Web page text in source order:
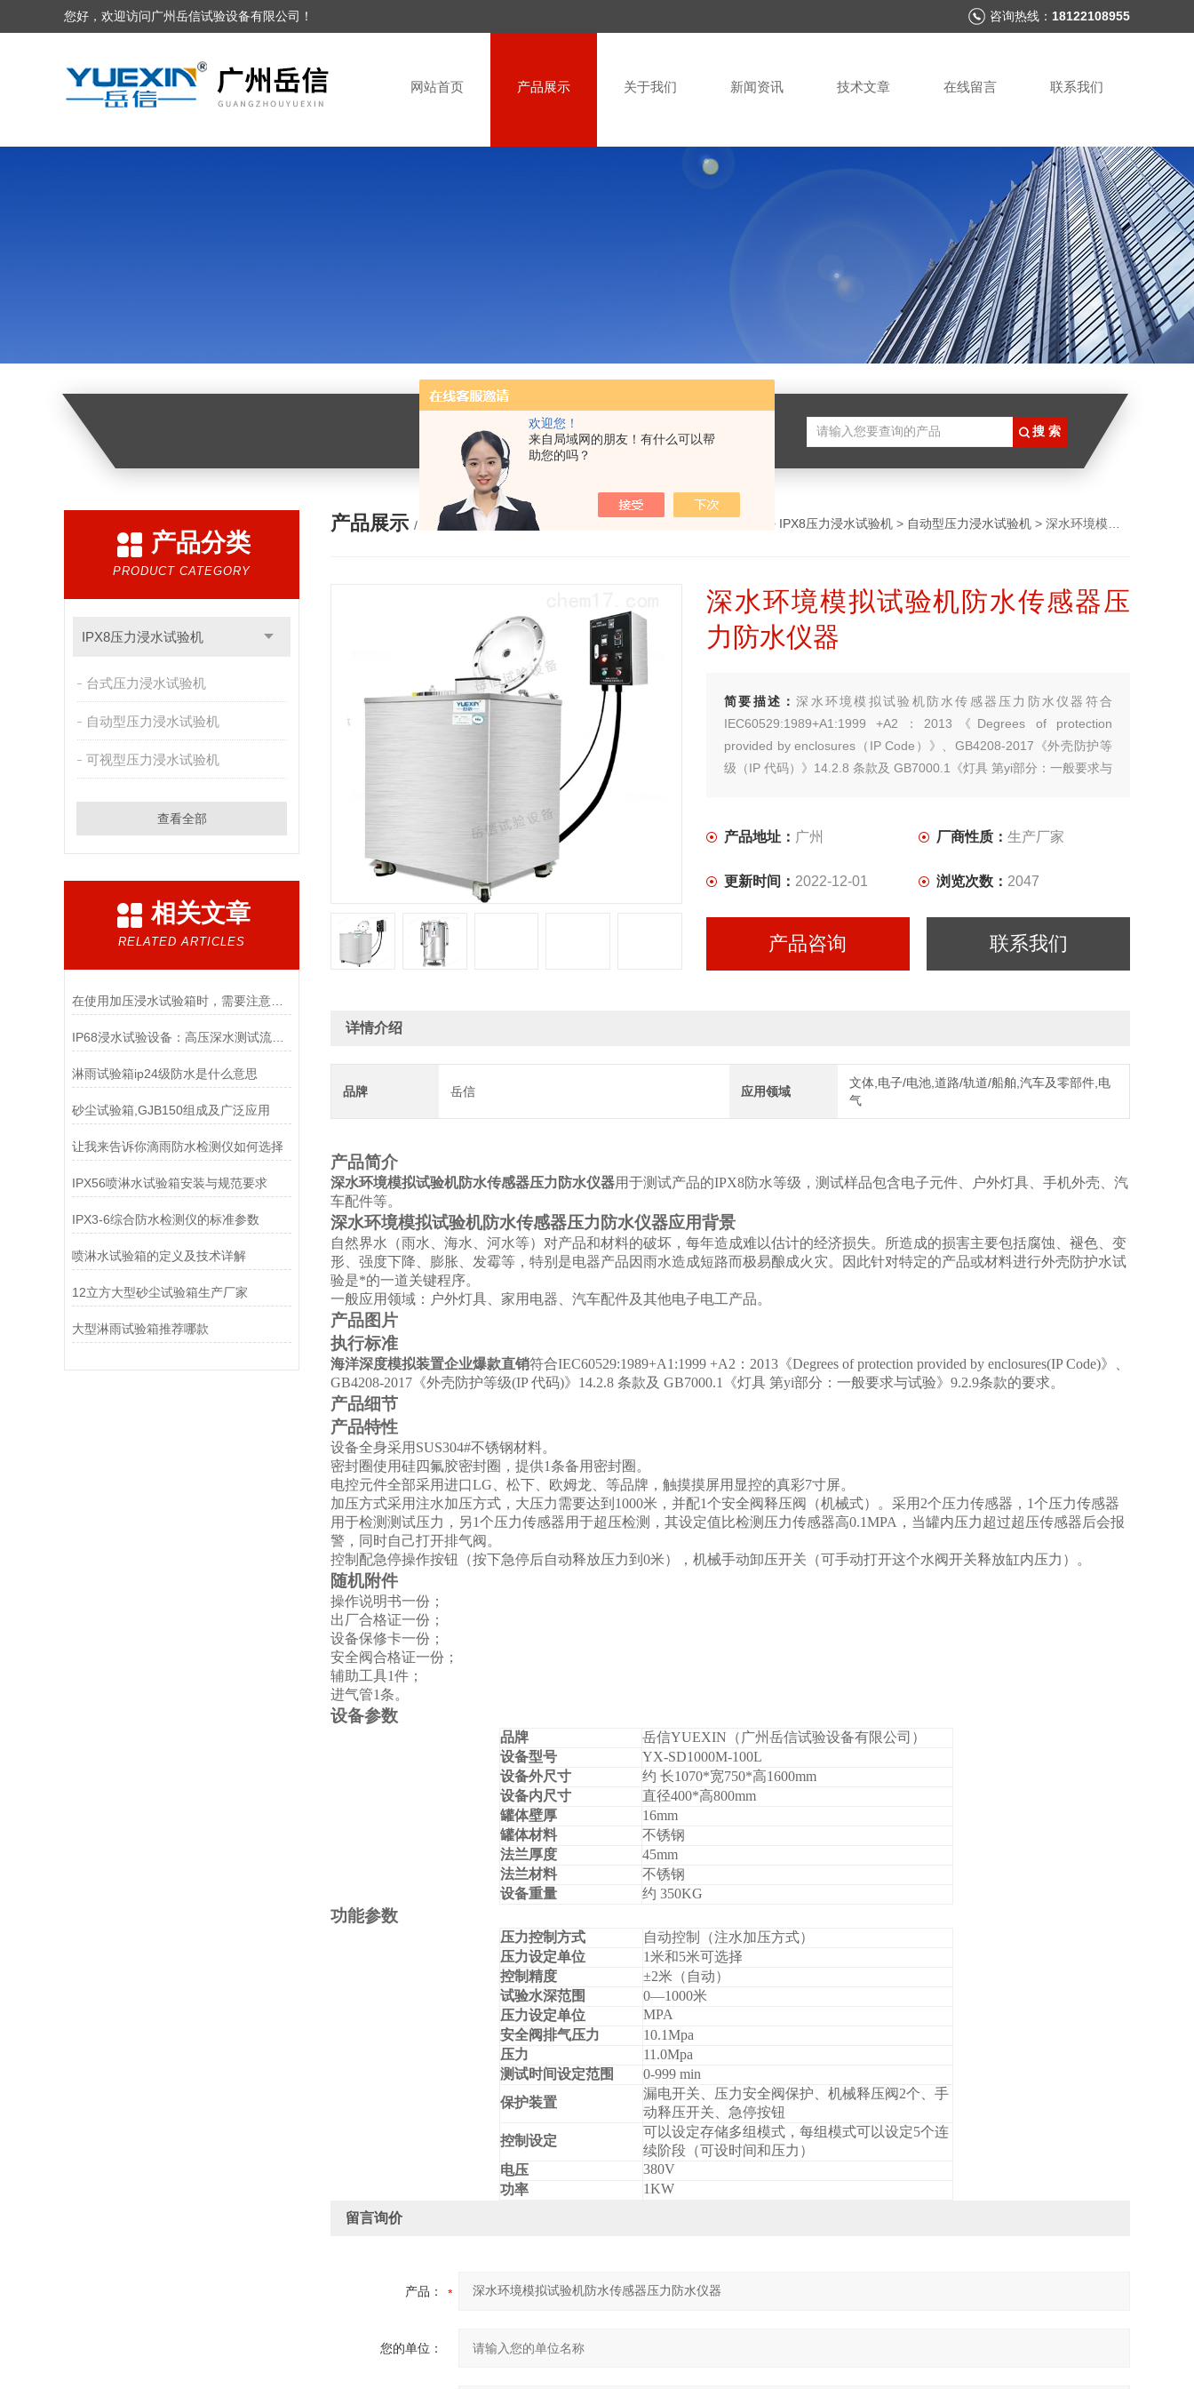
欢迎您！
来自局域网的朋友！有什么可以帮
助您的吗？
您好，欢迎访问广州岳信试验设备有限公司！ 咨询热线： 18122108955
网站首页 产品展示 关于我们 新闻资讯 技术文章 在线留言 联系我们
产品分类
PRODUCT CATEGORY
IPX8压力浸水试验机
台式压力浸水试验机
自动型压力浸水试验机
可视型压力浸水试验机
查看全部
相关文章
RELATED ARTICLES
在使用加压浸水试验箱时，需要注意以下几点
IP68浸水试验设备：高压深水测试流程与认证通过指南
淋雨试验箱ip24级防水是什么意思
砂尘试验箱,GJB150组成及广泛应用
让我来告诉你滴雨防水检测仪如何选择
IPX56喷淋水试验箱安装与规范要求
IPX3-6综合防水检测仪的标准参数
喷淋水试验箱的定义及技术详解
12立方大型砂尘试验箱生产厂家
大型淋雨试验箱推荐哪款
产品展示 / PRODUCTS > IPX8压力浸水试验机 > 自动型压力浸水试验机 > 深水环境模拟试验机防水传感器压力防水仪器
深水环境模拟试验机防水传感器压
力防水仪器
简要描述：深水环境模拟试验机防水传感器压力防水仪器符合
IEC60529:1989+A1:1999 +A2：2013《Degrees of protection
provided by enclosures（IP Code）》、GB4208-2017《外壳防护等
级（IP 代码）》14.2.8 条款及 GB7000.1《灯具 第yi部分：一般要求与
产品地址： 广州 厂商性质： 生产厂家
更新时间： 2022-12-01 浏览次数： 2047
产品咨询 联系我们
详情介绍
品牌 岳信 应用领域
文体,电子/电池,道路/轨道/船舶,汽车及零部件,电
气
产品简介
深水环境模拟试验机防水传感器压力防水仪器用于测试产品的IPX8防水等级，测试样品包含电子元件、户外灯具、手机外壳、汽
车配件等。
深水环境模拟试验机防水传感器压力防水仪器应用背景
自然界水（雨水、海水、河水等）对产品和材料的破坏，每年造成难以估计的经济损失。所造成的损害主要包括腐蚀、褪色、变
形、强度下降、膨胀、发霉等，特别是电器产品因雨水造成短路而极易酿成火灾。因此针对特定的产品或材料进行外壳防护水试
验是*的一道关键程序。
一般应用领域：户外灯具、家用电器、汽车配件及其他电子电工产品。
产品图片
执行标准
海洋深度模拟装置企业爆款直销符合IEC60529:1989+A1:1999 +A2：2013《Degrees of protection provided by enclosures(IP Code)》、
GB4208-2017《外壳防护等级(IP 代码)》14.2.8 条款及 GB7000.1《灯具 第yi部分：一般要求与试验》9.2.9条款的要求。
产品细节
产品特性
设备全身采用SUS304#不锈钢材料。
密封圈使用硅四氟胶密封圈，提供1条备用密封圈。
电控元件全部采用进口LG、松下、欧姆龙、等品牌，触摸摸屏用显控的真彩7寸屏。
加压方式采用注水加压方式，大压力需要达到1000米，并配1个安全阀释压阀（机械式）。采用2个压力传感器，1个压力传感器
用于检测测试压力，另1个压力传感器用于超压检测，其设定值比检测压力传感器高0.1MPA，当罐内压力超过超压传感器后会报
警，同时自己打开排气阀。
控制配急停操作按钮（按下急停后自动释放压力到0米），机械手动卸压开关（可手动打开这个水阀开关释放缸内压力）。
随机附件
操作说明书一份；
出厂合格证一份；
设备保修卡一份；
安全阀合格证一份；
辅助工具1件；
进气管1条。
设备参数
品牌
岳信YUEXIN（广州岳信试验设备有限公司）
设备型号
YX-SD1000M-100L
设备外尺寸
约 长1070*宽750*高1600mm
设备内尺寸
直径400*高800mm
罐体壁厚
16mm
罐体材料
不锈钢
法兰厚度
45mm
法兰材料
不锈钢
设备重量
约 350KG
功能参数
压力控制方式
自动控制（注水加压方式）
压力设定单位
1米和5米可选择
控制精度
±2米（自动）
试验水深范围
0—1000米
压力设定单位
MPA
安全阀排气压力
10.1Mpa
压力
11.0Mpa
测试时间设定范围
0-999 min
保护装置
漏电开关、压力安全阀保护、机械释压阀2个、手
动释压开关、急停按钮
控制设定
可以设定存储多组模式，每组模式可以设定5个连
续阶段（可设时间和压力）
电压
380V
功率
1KW
留言询价
产品：
您的单位：